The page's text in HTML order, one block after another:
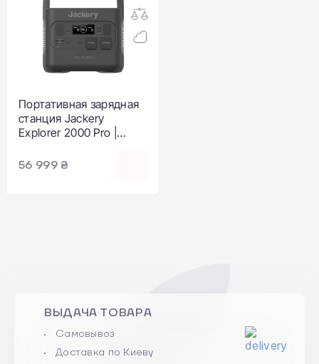
Портативная зарядная
станция Jackery
Explorer 2000 Pro |
(PB930999)
56 999 ₴
ВЫДАЧА ТОВАРА
Самовывоз
Доставка по Киеву